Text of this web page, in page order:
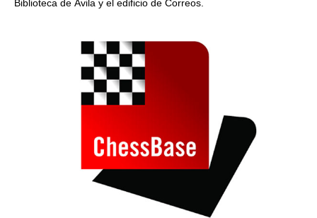
Biblioteca de Ávila y el edificio de Correos.